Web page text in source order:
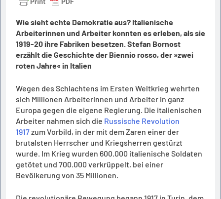
Wie sieht echte Demokratie aus? Italienische
Arbeiterinnen und Arbeiter konnten es erleben, als sie
1919-20 ihre Fabriken besetzen. Stefan Bornost
erzählt die Geschichte der Biennio rosso, der »zwei
roten Jahre« in Italien
Wegen des Schlachtens im Ersten Weltkrieg wehrten
sich Millionen Arbeiterinnen und Arbeiter in ganz
Europa gegen die eigene Regierung. Die italienischen
Arbeiter nahmen sich die Russische Revolution
1917zum Vorbild, in der mit dem Zaren einer der
brutalsten Herrscher und Kriegsherren gestürzt
wurde. Im Krieg wurden 600.000 italienische Soldaten
getötet und 700.000 verkrüppelt, bei einer
Bevölkerung von 35 Millionen.